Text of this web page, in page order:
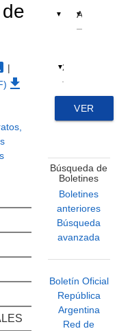
|
file_download
▼ ▼
▼
VER
Búsqueda de
Boletines
Boletines
anteriores
Búsqueda
avanzada
Boletín Oficial
República
Argentina
Red de